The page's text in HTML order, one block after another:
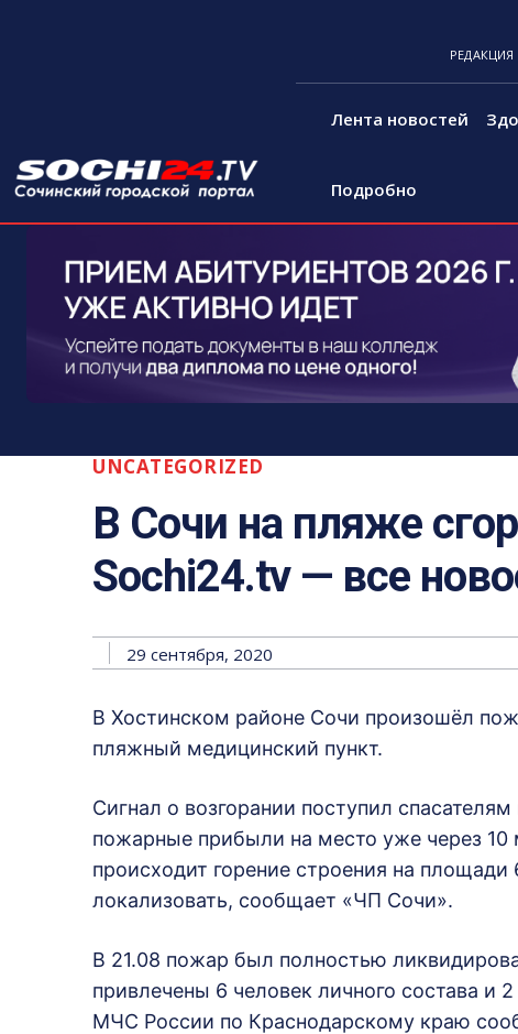
РЕДАКЦИЯ
Лента новостей
Подробно
UNCATEGORIZED
В Сочи на пляже
Sochi24.tv — все
29 сентября, 2020
В Хостинском районе Сочи произошёл
пляжный медицинский пункт.
Сигнал о возгорании поступил
пожарные прибыли на место уже через 10
происходит горение строения на
локализовать, сообщает «ЧП Сочи».
В 21.08 пожар был полностью
привлечены 6 человек личного состава
МЧС России по Краснодарскому краю